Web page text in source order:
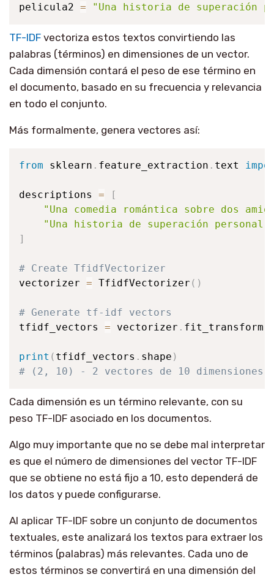
pelicula2 = "Una historia de superación
TF-IDF vectoriza estos textos convirtiendo las
palabras (términos) en dimensiones de un vector.
Cada dimensión contará el peso de ese término en
el documento, basado en su frecuencia y relevancia
en todo el conjunto.
Más formalmente, genera vectores así:
from sklearn . feature_extraction . text
descriptions =
[
"Una comedia romántica sobre dos
"Una historia de superación personal
]
# Create TfidfVectorizer
vectorizer = TfidfVectorizer ( )
# Generate tf-idf vectors
tfidf_vectors = vectorizer . fit_transform
print ( tfidf_vectors . shape )
# (2, 10) - 2 vectores de 10 dimensiones
Cada dimensión es un término relevante, con su
peso TF-IDF asociado en los documentos.
Algo muy importante que no se debe mal interpretar
es que el número de dimensiones del vector TF-IDF
que se obtiene no está fijo a 10, esto dependerá de
los datos y puede configurarse.
Al aplicar TF-IDF sobre un conjunto de documentos
textuales, este analizará los textos para extraer los
términos (palabras) más relevantes. Cada uno de
estos términos se convertirá en una dimensión del